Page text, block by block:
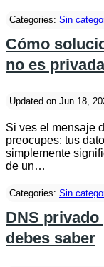
Categories: Sin
Cómo
no es
Updated on Jun 18,
Si ves el mensaje
preocupes: tus
simplemente
de un…
Categories: Sin
DNS
debes saber